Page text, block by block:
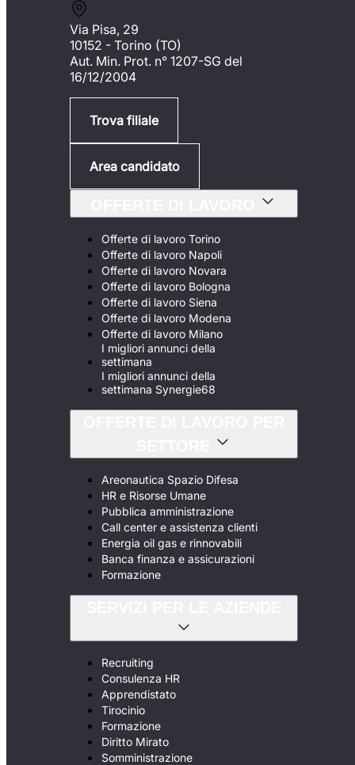
Via Pisa, 29
10152 - Torino (TO)
Aut. Min. Prot. n° 1207-SG del
16/12/2004
Trova filiale
Area candidato
Offerte di lavoro Torino
Offerte di lavoro Napoli
Offerte di lavoro Novara
Offerte di lavoro Bologna
Offerte di lavoro Siena
Offerte di lavoro Modena
Offerte di lavoro Milano
I migliori annunci della
settimana
I migliori annunci della
settimana Synergie68
Areonautica Spazio Difesa
HR e Risorse Umane
Pubblica amministrazione
Call center e assistenza clienti
Energia oil gas e rinnovabili
Banca finanza e assicurazioni
Formazione
Recruiting
Consulenza HR
Apprendistato
Tirocinio
Formazione
Diritto Mirato
Somministrazione